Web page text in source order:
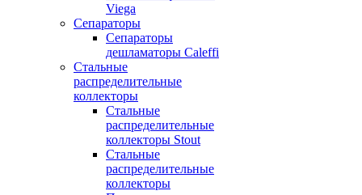
Viega
Сепараторы
Сепараторы
дешламаторы Caleffi
Стальные
распределительные
коллекторы
Стальные
распределительные
коллекторы Stout
Стальные
распределительные
коллекторы